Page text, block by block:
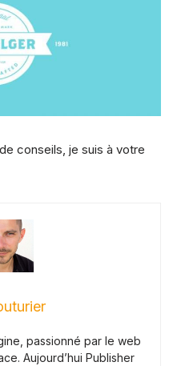
conseils, je suis à votre
passionné par le web
Aujourd’hui Publisher